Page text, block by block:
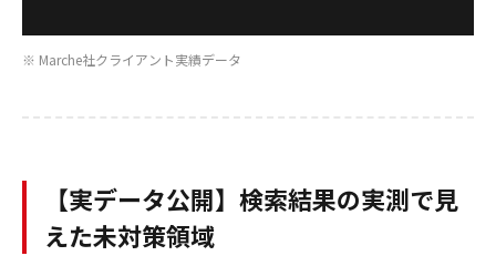
※ Marche社クライアント実績データ
【実データ公開】検索結果の実測で見
えた未対策領域